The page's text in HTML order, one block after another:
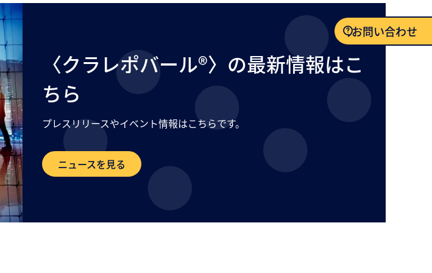
〈クラレポバール®〉の最新情報はこ
ちら
プレスリリースやイベント情報はこちらです。
ニュースを見る
お問い合わせ
お問い合わせ